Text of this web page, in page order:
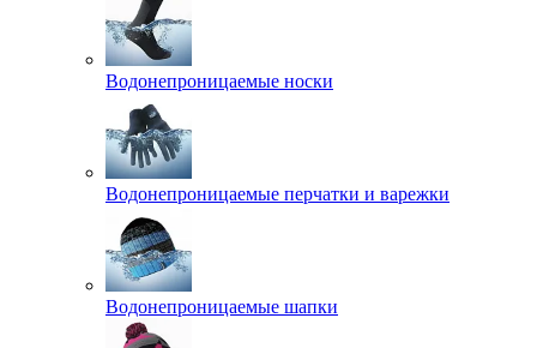
Водонепроницаемые носки
Водонепроницаемые перчатки и варежки
Водонепроницаемые шапки